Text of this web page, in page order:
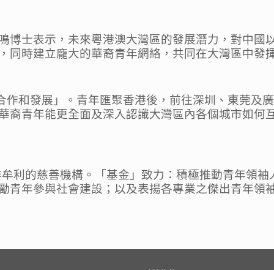
博士表示，未來粵港澳大灣區的發展潛力，對中國
同時建立龐大的華裔青年網絡，共同在大灣區中發
和發展」。青年匯聚香港後，前往深圳、東莞及
裔青年能更全面及深入認識大灣區內各個城市如何
利的慈善機構。「基金」致力：積極推動青年領
青年參與社會建設；以及表揚各專業之傑出青年領